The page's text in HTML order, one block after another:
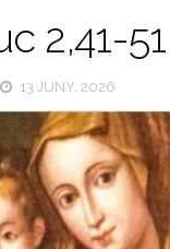
2,41-51
13 JUNY, 2026